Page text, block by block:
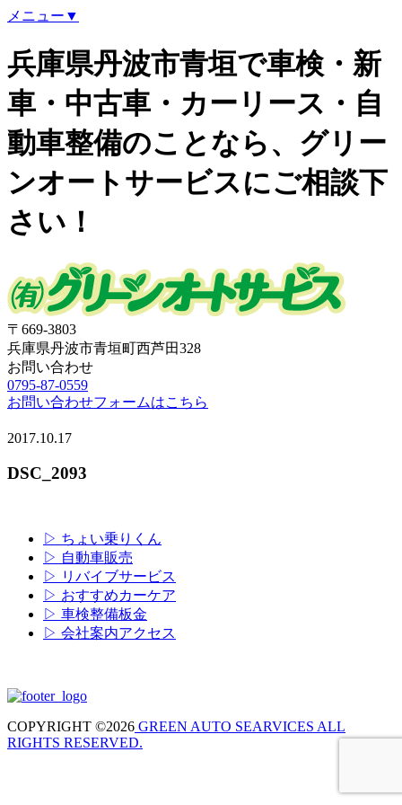
メニュー▼
兵庫県丹波市青垣で車検・新
車・中古車・カーリース・自
動車整備のことなら、グリー
ンオートサービスにご相談下
さい！
〒669-3803
兵庫県丹波市青垣町西芦田328
お問い合わせ
0795-87-0559
お問い合わせフォームはこちら
2017.10.17
DSC_2093
▷ ちょい乗りくん
▷ 自動車販売
▷ リバイブサービス
▷ おすすめカーケア
▷ 車検整備板金
▷ 会社案内アクセス
COPYRIGHT ©2026 GREEN AUTO SEARVICES ALL
RIGHTS RESERVED.